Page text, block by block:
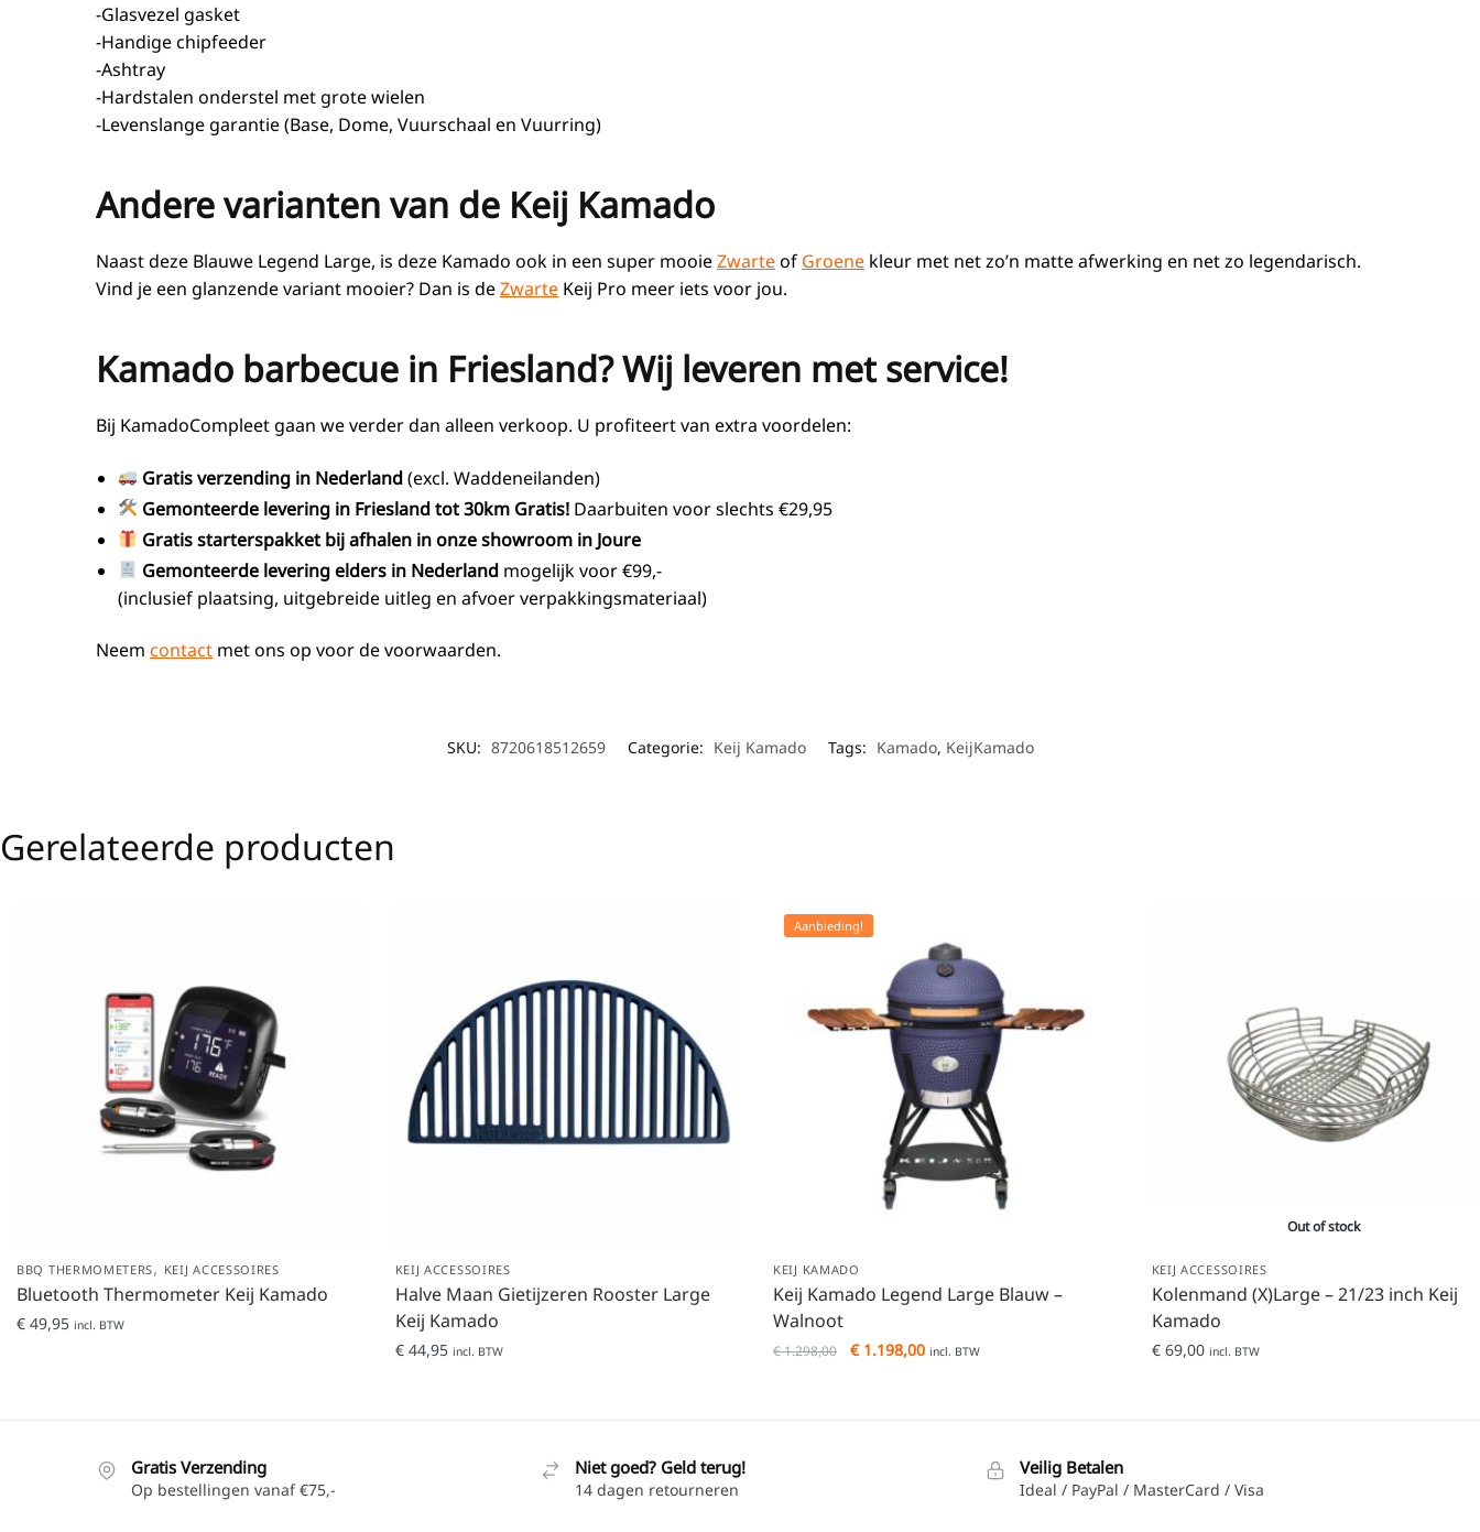
-Glasvezel gasket
-Handige chipfeeder
-Ashtray
-Hardstalen onderstel met grote wielen
-Levenslange garantie (Base, Dome, Vuurschaal en Vuurring)
Andere varianten van de Keij Kamado
Naast deze Blauwe Legend Large, is deze Kamado ook in een super mooieZwarteof Groene kleur met net zo’n matte afwerking en net zo legendarisch.
Vind je een glanzende variant mooier? Dan is deZwarte Keij Pro meer iets voor jou.
Kamado barbecue in Friesland? Wij leveren met service!
Bij KamadoCompleet gaan we verder dan alleen verkoop. U profiteert van extra voordelen:
Gratis verzending in Nederland(excl. Waddeneilanden)
Gemonteerde levering in Frieslandtot 30km Gratis! Daarbuiten voor slechts €29,95
Gratis starterspakket bij afhalen in onze showroom in Joure
Gemonteerde levering elders in Nederland mogelijk voor €99,-
(inclusief plaatsing, uitgebreide uitleg en afvoer verpakkingsmateriaal)
Neemcontact met ons op voor de voorwaarden.
SKU: 8720618512659 Categorie: Keij Kamado Tags: Kamado, KeijKamado
Gerelateerde producten
BBQ THERMOMETERS, KEIJ ACCESSOIRES
Bluetooth Thermometer Keij Kamado
€ 49,95 incl. BTW
KEIJ ACCESSOIRES
Halve Maan Gietijzeren Rooster Large
Keij Kamado
€44,95 incl. BTW
Aanbieding!
KEIJ KAMADO
Keij Kamado Legend Large Blauw –
Walnoot
€1.298,00 €1.198,00 incl. BTW
Out of stock
KEIJ ACCESSOIRES
Kolenmand (X)Large – 21/23 inch Keij
Kamado
€69,00 incl. BTW
Gratis Verzending
Op bestellingen vanaf €75,-
Niet goed? Geld terug!
14 dagen retourneren
Veilig Betalen
Ideal / PayPal / MasterCard / Visa